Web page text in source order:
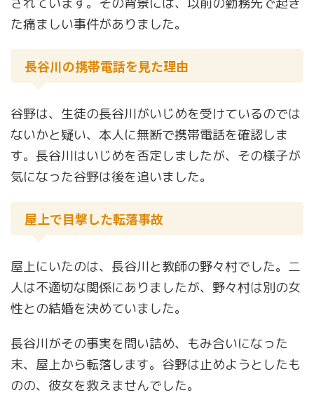
た痛ましい事件がありました。
長谷川の携帯電話を見た理由
谷野は、生徒の長谷川がいじめを受けているのでは
ないかと疑い、本人に無断で携帯電話を確認しま
す。長谷川はいじめを否定しましたが、その様子が
気になった谷野は後を追いました。
屋上で目撃した転落事故
屋上にいたのは、長谷川と教師の野々村でした。二
人は不適切な関係にありましたが、野々村は別の女
性との結婚を決めていました。
長谷川がその事実を問い詰め、もみ合いになった
末、屋上から転落します。谷野は止めようとしたも
のの、彼女を救えませんでした。